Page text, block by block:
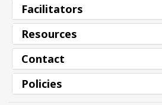
Facilitators
Resources
Contact
Policies